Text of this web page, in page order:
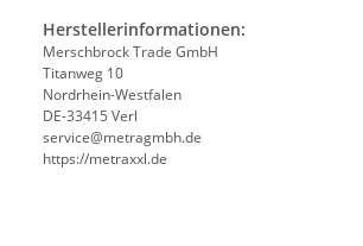
Herstellerinformationen:
Merschbrock Trade GmbH
Titanweg 10
Nordrhein-Westfalen
DE-33415 Verl
service@metragmbh.de
https://metraxxl.de